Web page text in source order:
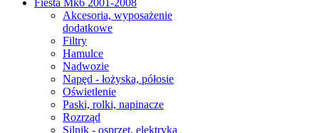
Fiesta Mk6 2001-2008
Akcesoria, wyposażenie
dodatkowe
Filtry
Hamulce
Nadwozie
Napęd - łożyska, półosie
Oświetlenie
Paski, rolki, napinacze
Rozrząd
Silnik - osprzęt, elektryka